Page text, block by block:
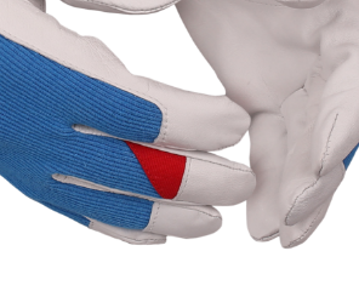
Baugewerbe